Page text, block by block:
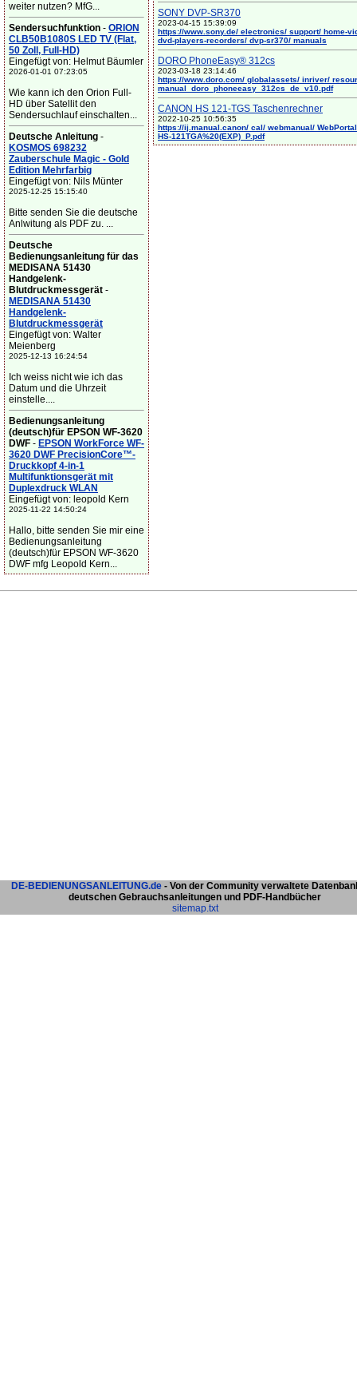
weiter nutzen? MfG...
Sendersuchfunktion - ORION
CLB50B1080S LED TV (Flat,
50 Zoll, Full-HD)
Eingefügt von: Helmut Bäumler
2026-01-01 07:23:05
Wie kann ich den Orion Full-
HD über Satellit den
Sendersuchlauf einschalten...
Deutsche Anleitung -
KOSMOS 698232
Zauberschule Magic - Gold
Edition Mehrfarbig
Eingefügt von: Nils Münter
2025-12-25 15:15:40
Bitte senden Sie die deutsche
Anlwitung als PDF zu. ...
Deutsche
Bedienungsanleitung für das
MEDISANA 51430
Handgelenk-
Blutdruckmessgerät -
MEDISANA 51430
Handgelenk-
Blutdruckmessgerät
Eingefügt von: Walter
Meienberg
2025-12-13 16:24:54
Ich weiss nicht wie ich das
Datum und die Uhrzeit
einstelle....
Bedienungsanleitung
(deutsch)für EPSON WF-3620
DWF - EPSON WorkForce WF-
3620 DWF PrecisionCore™-
Druckkopf 4-in-1
Multifunktionsgerät mit
Duplexdruck WLAN
Eingefügt von: leopold Kern
2025-11-22 14:50:24
Hallo, bitte senden Sie mir eine
Bedienungsanleitung
(deutsch)für EPSON WF-3620
DWF mfg Leopold Kern...
SONY DVP-SR370
2023-04-15 15:39:09
https://www.sony.de/ electronics/ support/ home-
dvd-players-recorders/ dvp-sr370/ manuals
DORO PhoneEasy® 312cs
2023-03-18 23:14:46
https://www.doro.com/ globalassets/ inriver/
manual_doro_phoneeasy_312cs_de_v10.pdf
CANON HS 121-TGS Taschenrechner
2022-10-25 10:56:35
https://ij.manual.canon/ cal/ webmanual/
HS-121TGA%20(EXP)_P.pdf
DE-BEDIENUNGSANLEITUNG.de - Von der Community verwaltete
deutschen Gebrauchsanleitungen und PDF-Handbücher
sitemap.txt